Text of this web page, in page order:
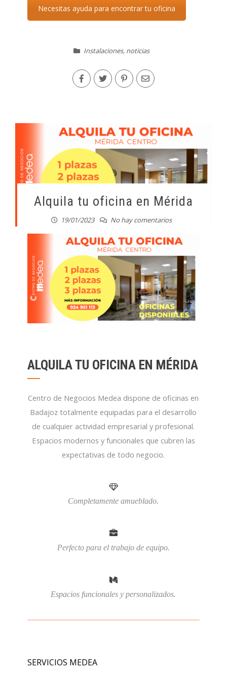
Necesitas ayuda para encontrar tu oficina
Instalaciones, noticias
Alquila tu oficina en Mérida
19/01/2023 No hay comentarios
ALQUILA TU OFICINA EN MÉRIDA
Centro de Negocios Medea dispone de oficinas en
Badajoz totalmente equipadas para el desarrollo
de cualquier actividad empresarial y profesional.
Espacios modernos y funcionales que cubren las
expectativas de todo negocio.
Completamente amueblado.
Perfecto para el trabajo de equipo.
Espacios funcionales y personalizados.
SERVICIOS MEDEA